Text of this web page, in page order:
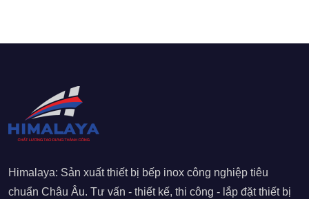
Himalaya: Sản xuất thiết bị bếp inox công nghiệp tiêu
chuẩn Châu Âu. Tư vấn - thiết kế, thi công - lắp đặt thiết bị